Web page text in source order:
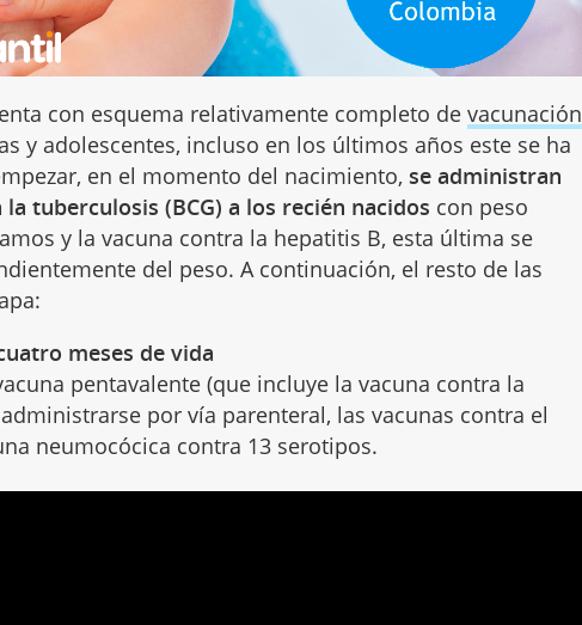
con esquema relativamente completo devacunación
y adolescentes, incluso en los últimos años este se ha
en el momento del nacimiento,se administran
tuberculosis (BCG) a los recién nacidos con peso
y la vacuna contra la hepatitis B, esta última se
del peso. A continuación, el resto de las
meses de vida
pentavalente (que incluye la vacuna contra la
por vía parenteral, las vacunas contra el
neumocócica contra 13 serotipos.